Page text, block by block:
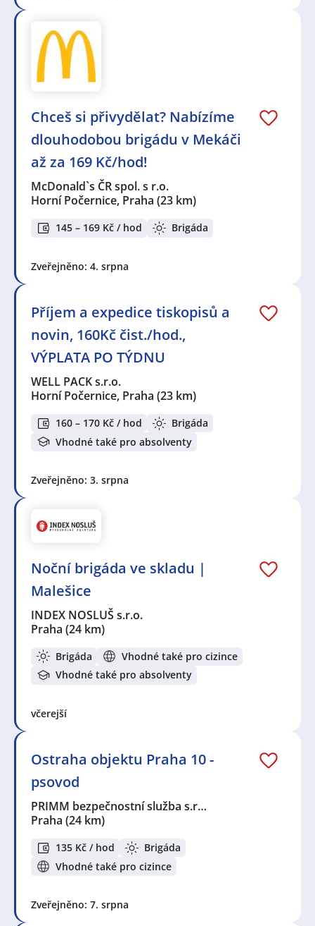
Chceš si přivydělat? Nabízíme
dlouhodobou brigádu v Mekáči
až za 169 Kč/hod!
McDonald`s ČR spol. s r.o.
Horní Počernice, Praha (23 km)
145 – 169 Kč / hod Brigáda
Zveřejněno: 4. srpna
Příjem a expedice tiskopisů a
novin, 160Kč čist./hod.,
VÝPLATA PO TÝDNU
WELL PACK s.r.o.
Horní Počernice, Praha (23 km)
160 – 170 Kč / hod
Brigáda
Vhodné také pro absolventy
Zveřejněno: 3. srpna
Noční brigáda ve skladu |
Malešice
INDEX NOSLUŠ s.r.o.
Praha (24 km)
Brigáda
Vhodné také pro cizince
Vhodné také pro absolventy
včerejší
Ostraha objektu Praha 10 -
psovod
PRIMM bezpečnostní služba s.r…
Praha (24 km)
135 Kč / hod
Brigáda
Vhodné také pro cizince
Zveřejněno: 7. srpna